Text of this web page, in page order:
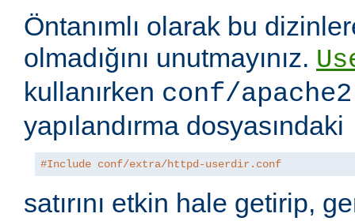
Öntanımlı olarak bu
olmadığını unutmayınız.
kullanırken conf/
yapılandırma dosyasındaki
#Include conf/extra/httpd-userdir.conf
satırını etkin hale getirip,